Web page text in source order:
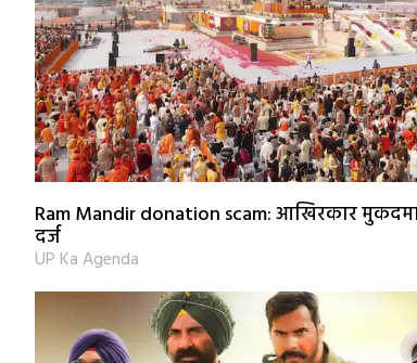
Ram Mandir donation scam: आखिरकार
दर्ज
UP Ka Agenda